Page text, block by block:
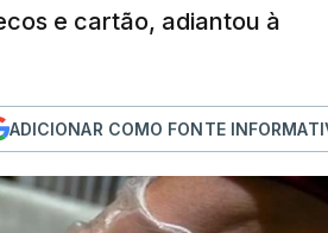
e cartão, adiantou à
ADICIONAR COMO FONTE